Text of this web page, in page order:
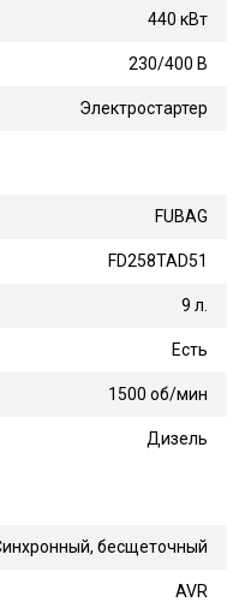
440 кВт
230/400 В
Электростартер
FUBAG
FD258TAD51
9 л.
Есть
1500 об/мин
Дизель
бесщеточный
AVR